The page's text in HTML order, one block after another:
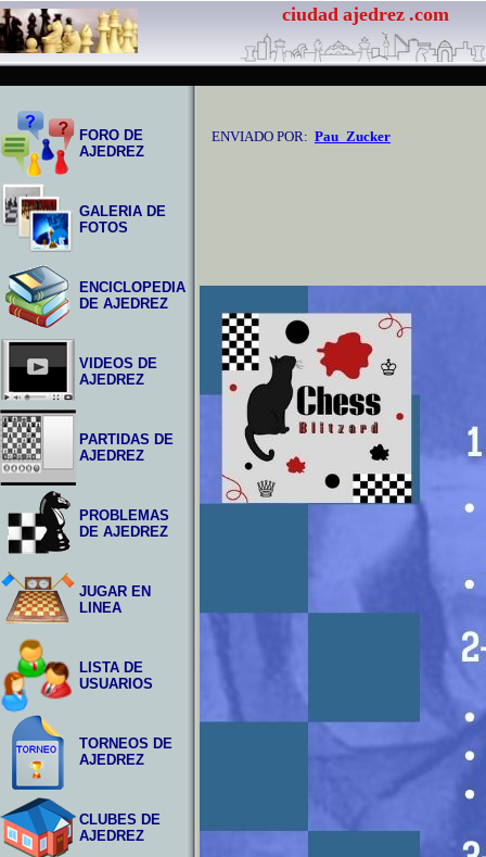
ciudad ajedrez .com
FORO DE
AJEDREZ
GALERIA DE
FOTOS
ENCICLOPEDIA
DE AJEDREZ
VIDEOS DE
AJEDREZ
PARTIDAS DE
AJEDREZ
PROBLEMAS
DE AJEDREZ
JUGAR EN
LINEA
LISTA DE
USUARIOS
TORNEOS DE
AJEDREZ
CLUBES DE
AJEDREZ
ENVIADO POR: Pau_Zucker